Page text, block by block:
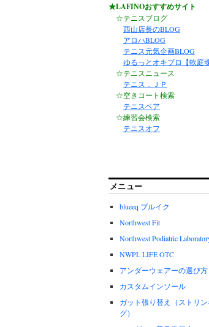
★LAFINOおすすめサイト
☆テニスブログ
西山店長のBLOG
アロハBLOG
テニス元気企画BLOG
ゆるっとオキブロ【軟庭
☆テニスニュース
テニス．ＪＰ
☆空きコート検索
テニスベア
☆練習会検索
テニスオフ
メニュー
blueeq ブルイク
Northwest Fit
Northwest Podiatric
NWPL LIFE OTC
アンダーウェアーの選び方
カスタムインソール
ガット張り替え（ストリ
グ）